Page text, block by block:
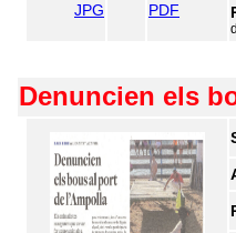
JPG PDF
Denuncien els